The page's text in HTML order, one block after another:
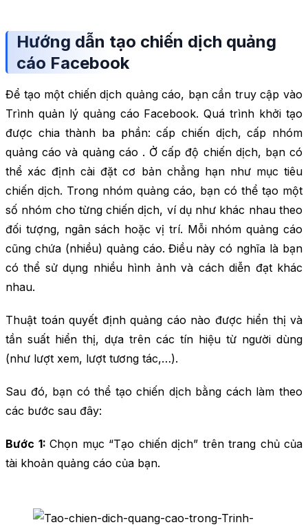
Hướng dẫn tạo chiến dịch quảng
cáo Facebook
Để tạo một chiến dịch quảng cáo, bạn cần truy cập vào
Trình quản lý quảng cáo Facebook. Quá trình khởi tạo
được chia thành ba phần: cấp chiến dịch, cấp nhóm
quảng cáo và quảng cáo . Ở cấp độ chiến dịch, bạn có
thể xác định cài đặt cơ bản chẳng hạn như mục tiêu
chiến dịch. Trong nhóm quảng cáo, bạn có thể tạo một
số nhóm cho từng chiến dịch, ví dụ như khác nhau theo
đối tượng, ngân sách hoặc vị trí. Mỗi nhóm quảng cáo
cũng chứa (nhiều) quảng cáo. Điều này có nghĩa là bạn
có thể sử dụng nhiều hình ảnh và cách diễn đạt khác
nhau.
Thuật toán quyết định quảng cáo nào được hiển thị và
tần suất hiển thị, dựa trên các tín hiệu từ người dùng
(như lượt xem, lượt tương tác,…).
Sau đó, bạn có thể tạo chiến dịch bằng cách làm theo
các bước sau đây:
Bước 1: Chọn mục “Tạo chiến dịch” trên trang chủ của
tài khoản quảng cáo của bạn.